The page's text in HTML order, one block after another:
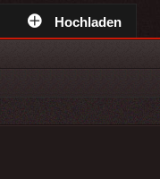
Hochladen